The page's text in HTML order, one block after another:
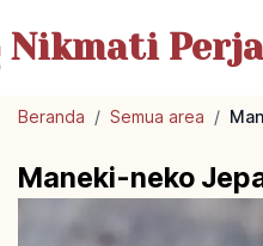
Nikmati
Beranda / Semua area /
Maneki-neko